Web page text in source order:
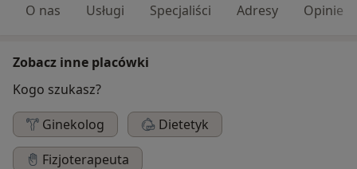
O nas Usługi Specjaliści Adresy Opinie
Zobacz inne placówki
Kogo szukasz?
Ginekolog
Dietetyk
Fizjoterapeuta